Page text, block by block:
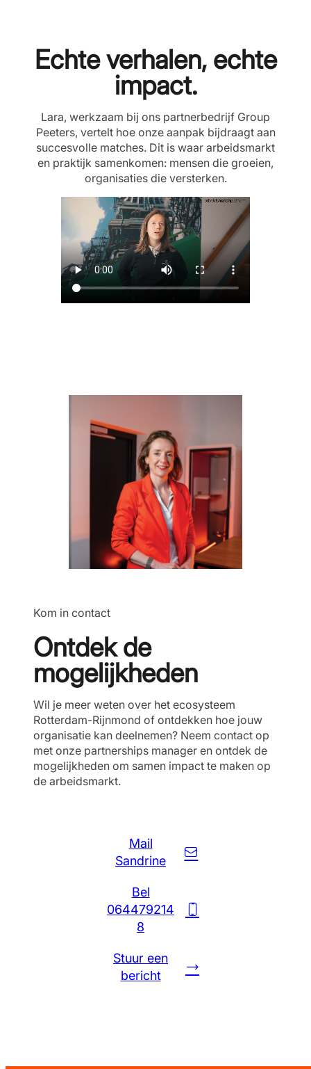
Echte verhalen, echte
impact.
Lara, werkzaam bij ons partnerbedrijf Group
Peeters, vertelt hoe onze aanpak bijdraagt aan
succesvolle matches. Dit is waar arbeidsmarkt
en praktijk samenkomen: mensen die groeien,
organisaties die versterken.
Kom in contact
Ontdek de
mogelijkheden
Wil je meer weten over het ecosysteem
Rotterdam-Rijnmond of ontdekken hoe jouw
organisatie kan deelnemen? Neem contact op
met onze partnerships manager en ontdek de
mogelijkheden om samen impact te maken op
de arbeidsmarkt.
Mail
Sandrine
Bel
‪064479214
8‬
Stuur een
bericht